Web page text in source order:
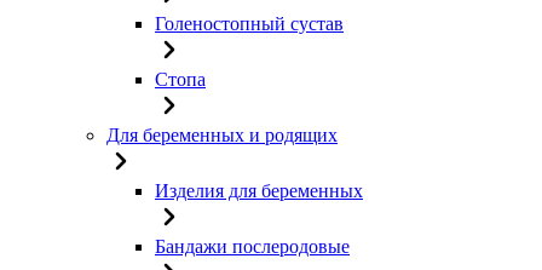
Голеностопный сустав
Стопа
Для беременных и родящих
Изделия для беременных
Бандажи послеродовые